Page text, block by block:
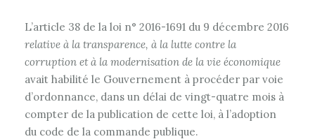
L’article 38 de la loi n° 2016-1691 du 9 décembre 2016
relative à la transparence, à la lutte contre la
corruption et à la modernisation de la vie économique
avait habilité le Gouvernement à procéder par voie
d’ordonnance, dans un délai de vingt-quatre mois à
compter de la publication de cette loi, à l’adoption
du code de la commande publique.